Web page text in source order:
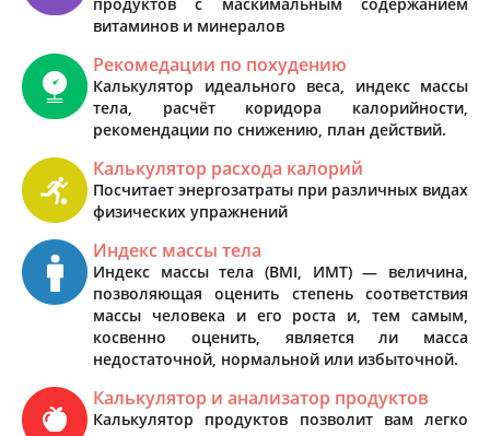
витаминов и минералов
Рекомедации по похудению
Калькулятор идеального веса, индекс массы
тела, расчёт коридора калорийности,
рекомендации по снижению, план действий.
Калькулятор расхода калорий
Посчитает энергозатраты при различных видах
физических упражнений
Индекс массы тела
Индекс массы тела (BMI, ИМТ) — величина,
позволяющая оценить степень соответствия
массы человека и его роста и, тем самым,
косвенно оценить, является ли масса
недостаточной, нормальной или избыточной.
Калькулятор и анализатор продуктов
Калькулятор продуктов позволит вам легко